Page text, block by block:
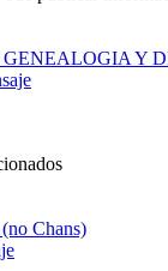
Y
Chans)